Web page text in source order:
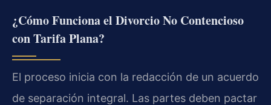
¿Cómo Funciona el Divorcio No Contencioso
con Tarifa Plana?
El proceso inicia con la redacción de un acuerdo
de separación integral. Las partes deben pactar